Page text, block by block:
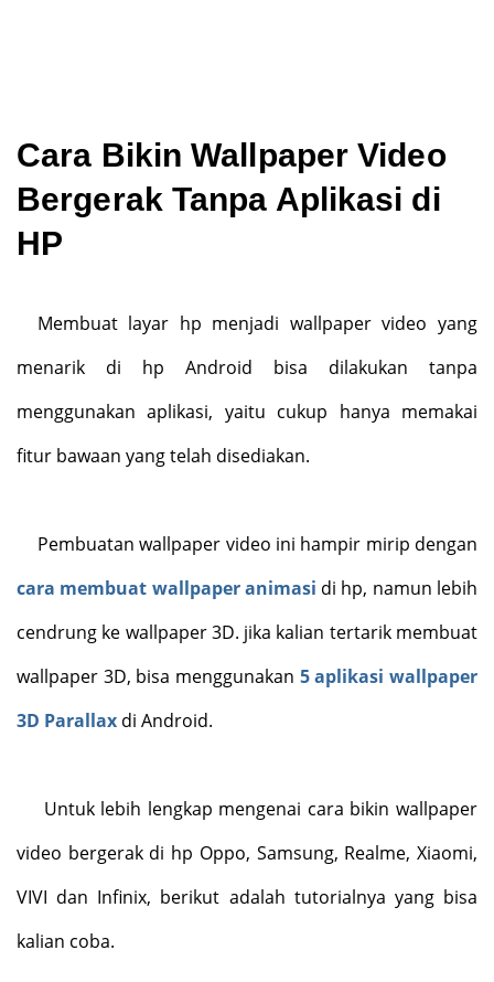
Cara Bikin Wallpaper Video
Bergerak Tanpa Aplikasi di
HP
Membuat layar hp menjadi wallpaper video yang
menarik di hp Android bisa dilakukan tanpa
menggunakan aplikasi, yaitu cukup hanya memakai
fitur bawaan yang telah disediakan.
Pembuatan wallpaper video ini hampir mirip dengan
cara membuat wallpaper animasi di hp, namun lebih
cendrung ke wallpaper 3D. jika kalian tertarik membuat
wallpaper 3D, bisa menggunakan 5 aplikasi wallpaper
3D Parallax di Android.
Untuk lebih lengkap mengenai cara bikin wallpaper
video bergerak di hp Oppo, Samsung, Realme, Xiaomi,
VIVI dan Infinix, berikut adalah tutorialnya yang bisa
kalian coba.